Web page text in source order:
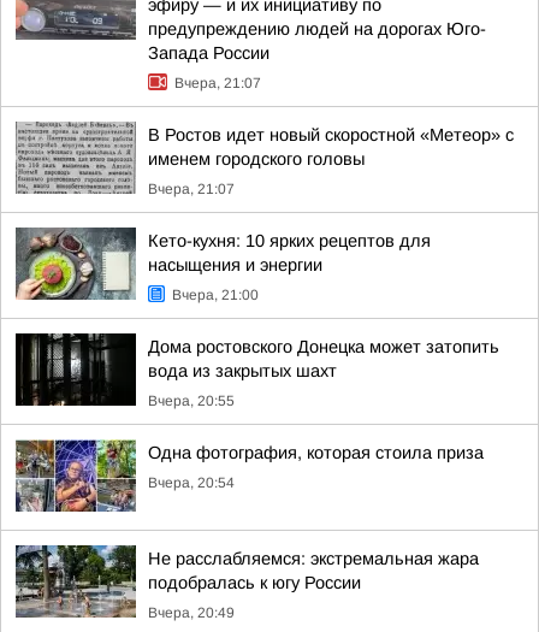
эфиру — и их инициативу по
предупреждению людей на дорогах Юго-
Запада России
Вчера, 21:07
В Ростов идет новый скоростной «Метеор» с
именем городского головы
Вчера, 21:07
Кето-кухня: 10 ярких рецептов для
насыщения и энергии
Вчера, 21:00
Дома ростовского Донецка может затопить
вода из закрытых шахт
Вчера, 20:55
Одна фотография, которая стоила приза
Вчера, 20:54
Не расслабляемся: экстремальная жара
подобралась к югу России
Вчера, 20:49